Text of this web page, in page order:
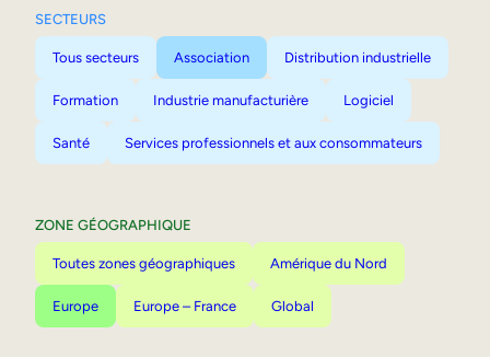
SECTEURS
Tous secteurs Association Distribution industrielle
Formation Industrie manufacturière Logiciel
Santé Services professionnels et aux consommateurs
ZONE GÉOGRAPHIQUE
Toutes zones géographiques Amérique du Nord
Europe Europe – France Global